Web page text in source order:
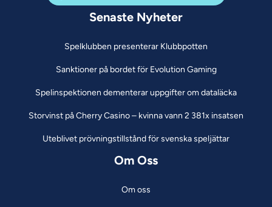
Senaste Nyheter
Spelklubben presenterar Klubbpotten
Sanktioner på bordet för Evolution Gaming
Spelinspektionen dementerar uppgifter om dataläcka
Storvinst på Cherry Casino – kvinna vann 2 381x insatsen
Uteblivet prövningstillstånd för svenska speljättar
Om Oss
Om oss